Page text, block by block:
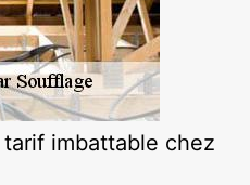
imbattable chez